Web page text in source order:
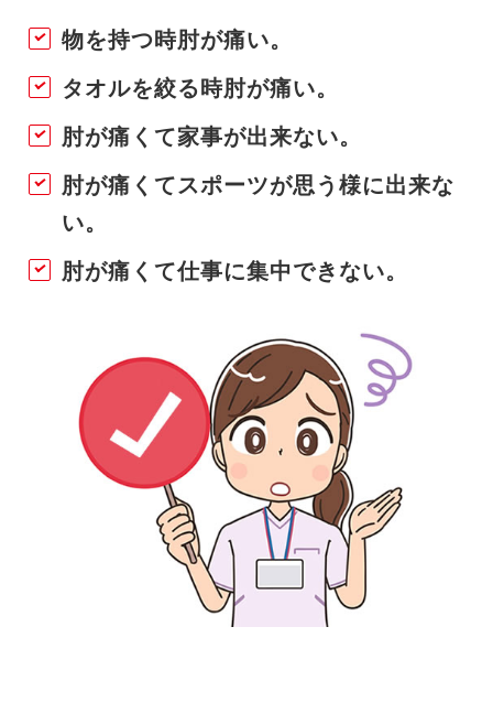
物を持つ時肘が痛い。
タオルを絞る時肘が痛い。
肘が痛くて家事が出来ない。
肘が痛くてスポーツが思う様に出来な
い。
肘が痛くて仕事に集中できない。